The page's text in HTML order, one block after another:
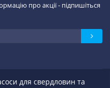
про акції - підпишіться
для свердловин та